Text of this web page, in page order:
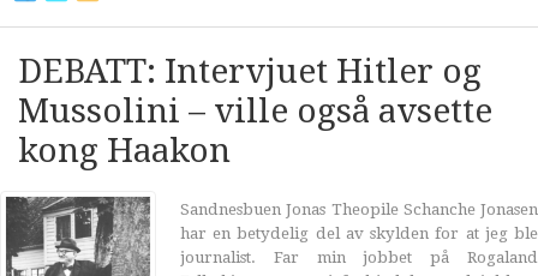
DEBATT: Intervjuet Hitler og
Mussolini – ville også avsette
kong Haakon
Sandnesbuen Jonas Theopile Schanche Jonasen
har en betydelig del av skylden for at jeg ble
journalist. Far min jobbet på Rogaland